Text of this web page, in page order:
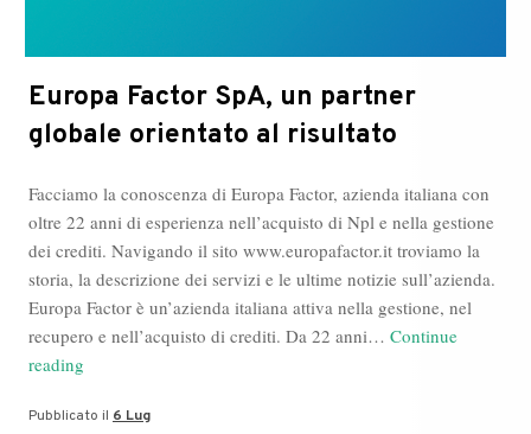
Europa Factor SpA, un partner
globale orientato al risultato
Facciamo la conoscenza di Europa Factor, azienda italiana con
oltre 22 anni di esperienza nell’acquisto di Npl e nella gestione
dei crediti. Navigando il sito www.europafactor.it troviamo la
storia, la descrizione dei servizi e le ultime notizie sull’azienda.
Europa Factor è un’azienda italiana attiva nella gestione, nel
recupero e nell’acquisto di crediti. Da 22 anni… Continue
reading
SpA,
Pubblicato il 6 Lug